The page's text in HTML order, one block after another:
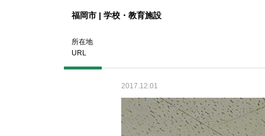
福岡市 学校・教育施設
所在地
URL
2017.12.01